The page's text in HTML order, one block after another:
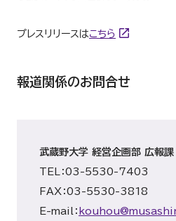
プレスリリースはこちら
報道関係のお問合せ
武蔵野大学 経営企画部 広報課
TEL：03-5530-7403
FAX：03-5530-3818
E-mail：